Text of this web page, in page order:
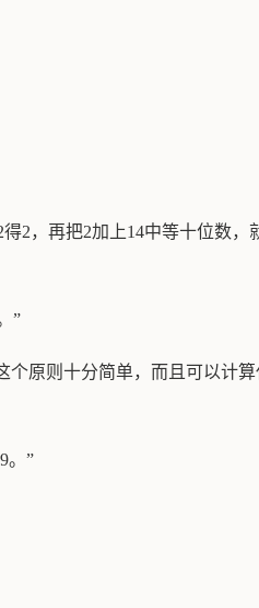
2，再把2加上14中等十位数，
”
个原则十分简单，而且可以计
。”